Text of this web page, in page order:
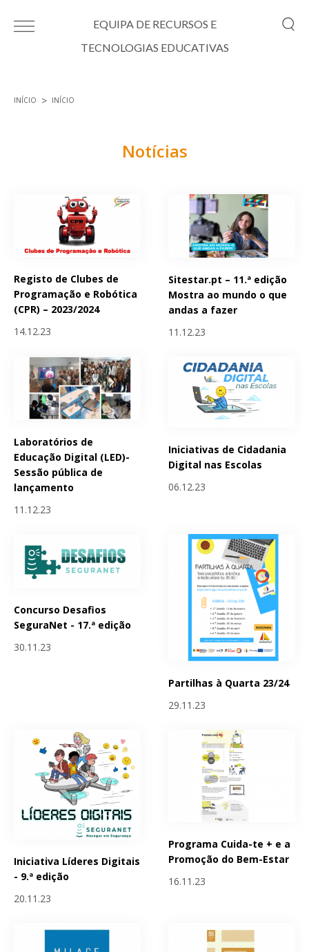
EQUIPA DE RECURSOS E
TECNOLOGIAS EDUCATIVAS
INÍCIO INÍCIO
Notícias
Registo de Clubes de
Programação e Robótica
(CPR) – 2023/2024
14.12.23
Sitestar.pt – 11.ª edição
Mostra ao mundo o que
andas a fazer
11.12.23
Laboratórios de
Educação Digital (LED)-
Sessão pública de
lançamento
11.12.23
Iniciativas de Cidadania
Digital nas Escolas
06.12.23
Concurso Desafios
SeguraNet - 17.ª edição
30.11.23
Partilhas à Quarta 23/24
29.11.23
Iniciativa Líderes Digitais
- 9.ª edição
20.11.23
Programa Cuida-te + e a
Promoção do Bem-Estar
16.11.23
Páginas